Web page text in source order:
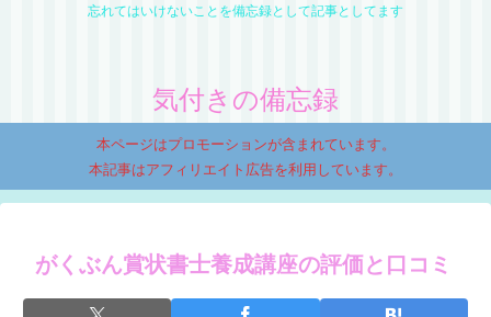
忘れてはいけないことを備忘録として記事としてます
気付きの備忘録
本ページはプロモーションが含まれています。
本記事はアフィリエイト広告を利用しています。
がくぶん賞状書士養成講座の評価と口コミ